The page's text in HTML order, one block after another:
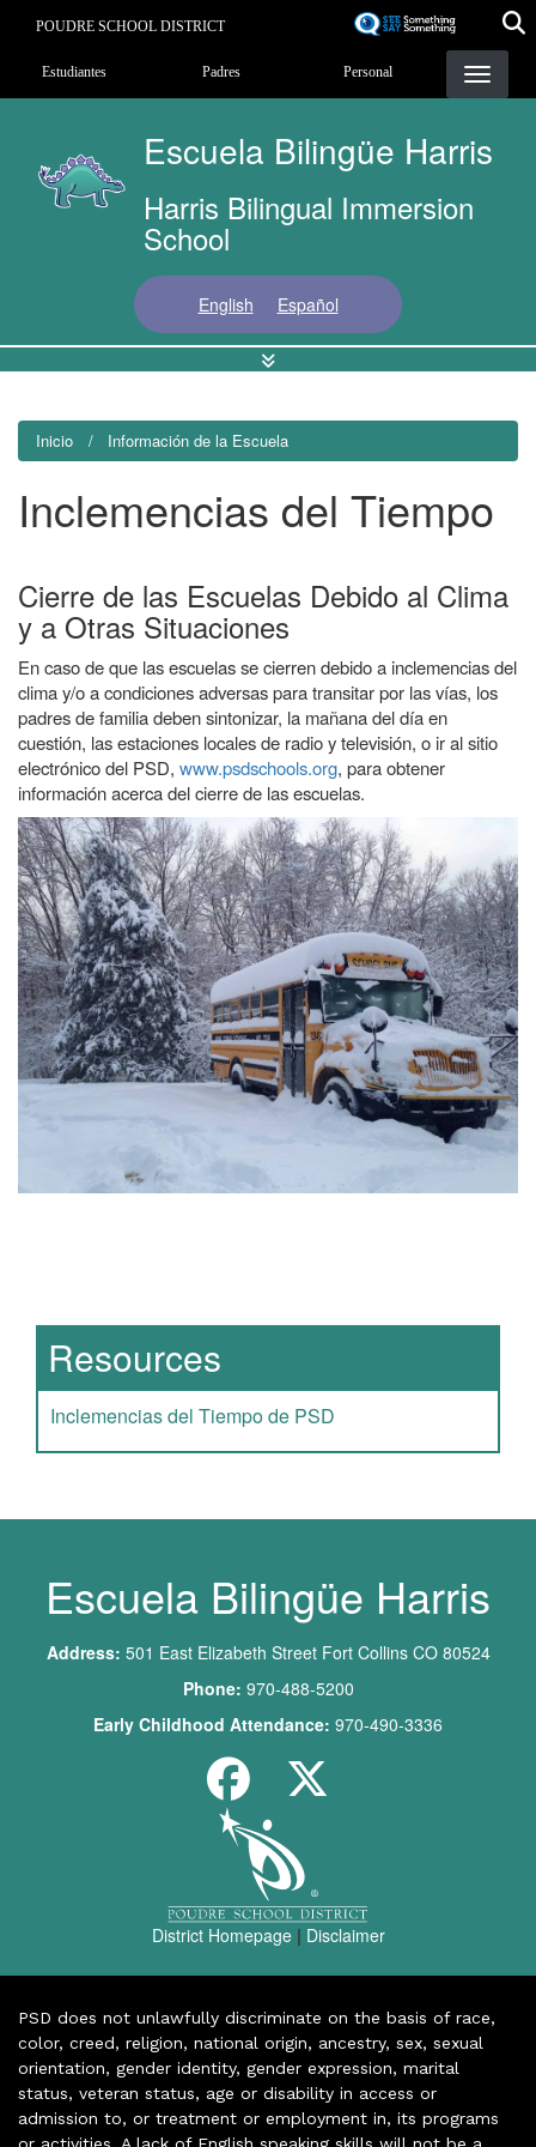
principal
POUDRE SCHOOL DISTRICT
Landing Page Menu
Estudiantes Padres Personal
Escuela Bilingüe Harris
Harris Bilingual Immersion
School
English Español
Inicio Información de la Escuela
Inclemencias del Tiempo
Cierre de las Escuelas Debido al Clima
y a Otras Situaciones
En caso de que las escuelas se cierren debido a inclemencias del
clima y/o a condiciones adversas para transitar por las vías, los
padres de familia deben sintonizar, la mañana del día en
cuestión, las estaciones locales de radio y televisión, o ir al sitio
electrónico del PSD, www.psdschools.org, para obtener
información acerca del cierre de las escuelas.
Resources
Inclemencias del Tiempo de PSD
Escuela Bilingüe Harris
Address: 501 East Elizabeth Street Fort Collins CO 80524
Phone: 970-488-5200
Early Childhood Attendance: 970-490-3336
District Homepage| Disclaimer
PSD does not unlawfully discriminate on the basis of race,
color, creed, religion, national origin, ancestry, sex, sexual
orientation, gender identity, gender expression, marital
status, veteran status, age or disability in access or
admission to, or treatment or employment in, its programs